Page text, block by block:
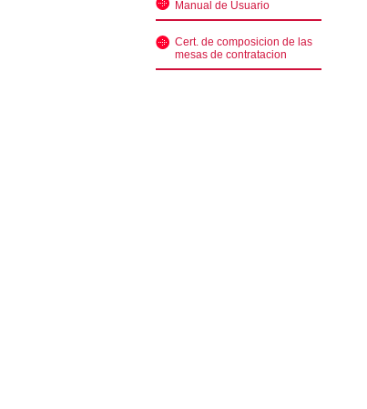
Manual de Usuario
Cert. de composicion de las
mesas de contratacion